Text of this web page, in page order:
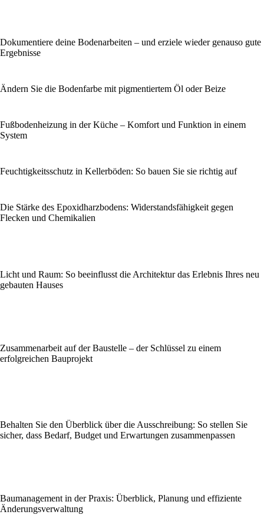
Dokumentiere deine Bodenarbeiten – und erziele wieder genauso gute
Ergebnisse
Ändern Sie die Bodenfarbe mit pigmentiertem Öl oder Beize
Fußbodenheizung in der Küche – Komfort und Funktion in einem
System
Feuchtigkeitsschutz in Kellerböden: So bauen Sie sie richtig auf
Die Stärke des Epoxidharzbodens: Widerstandsfähigkeit gegen
Flecken und Chemikalien
Licht und Raum: So beeinflusst die Architektur das Erlebnis Ihres neu
gebauten Hauses
Zusammenarbeit auf der Baustelle – der Schlüssel zu einem
erfolgreichen Bauprojekt
Behalten Sie den Überblick über die Ausschreibung: So stellen Sie
sicher, dass Bedarf, Budget und Erwartungen zusammenpassen
Baumanagement in der Praxis: Überblick, Planung und effiziente
Änderungsverwaltung